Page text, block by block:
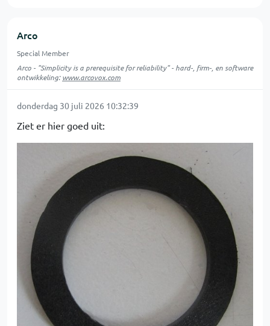
Arco
Special Member
Arco - "Simplicity is a prerequisite for reliability" - hard-, firm-, en software
ontwikkeling:www.arcovox.com
donderdag 30 juli 2026 10:32:39
Ziet er hier goed uit: